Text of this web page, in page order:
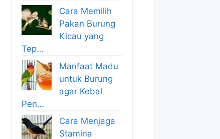
Cara Memilih
Pakan Burung
Kicau yang
Tep…
Manfaat Madu
untuk Burung
agar Kebal
Pen…
Cara Menjaga
Stamina